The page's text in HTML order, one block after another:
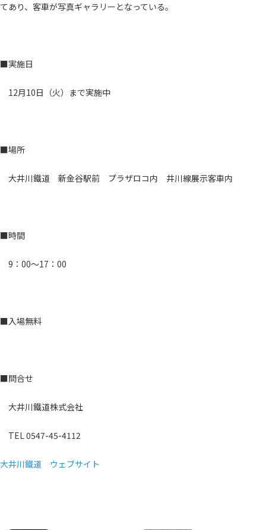
てあり、客車が写真ギャラリーとなっている。
■実施日
12月10日（火）まで実施中
■場所
大井川鐵道 新金谷駅前 プラザロコ内 井川線展示客車内
■時間
9：00～17：00
■入場無料
■問合せ
大井川鐵道株式会社
TEL 0547-45-4112
大井川鐵道 ウェブサイト